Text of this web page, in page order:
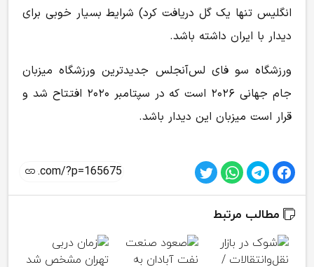
انگلیس تنها یک گل دریافت کرد) شرایط بسیار خوبی برای
دیدار با ایران داشته باشد.
ورزشگاه سو فای لس‌آنجلس جدیدترین ورزشگاه میزبان
جام جهانی ۲۰۲۶ است که در سپتامبر ۲۰۲۰ افتتاح شد و
قرار است میزبان این دیدار باشد.
مطالب مرتبط